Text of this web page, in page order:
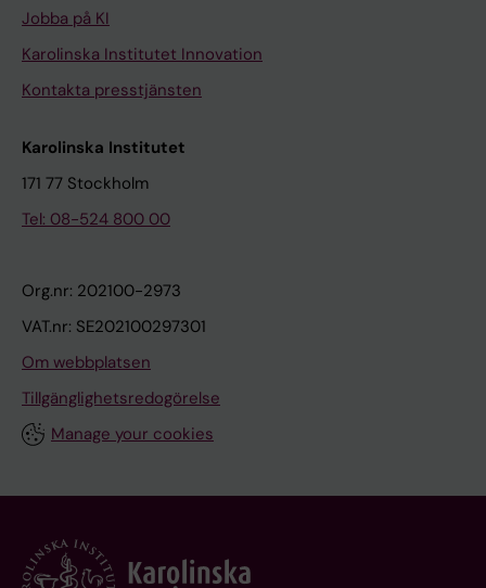
Jobba på KI
Karolinska Institutet Innovation
Kontakta presstjänsten
Karolinska Institutet
171 77 Stockholm
Tel: 08-524 800 00
Org.nr: 202100-2973
VAT.nr: SE202100297301
Om webbplatsen
Tillgänglighetsredogörelse
Manage your cookies